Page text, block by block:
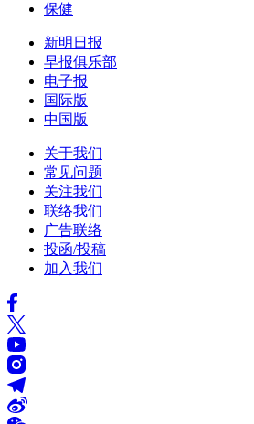
保健
新明日报
早报俱乐部
电子报
国际版
中国版
关于我们
常见问题
关注我们
联络我们
广告联络
投函/投稿
加入我们